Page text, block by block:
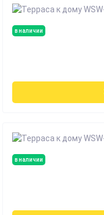
в наличии
в наличии